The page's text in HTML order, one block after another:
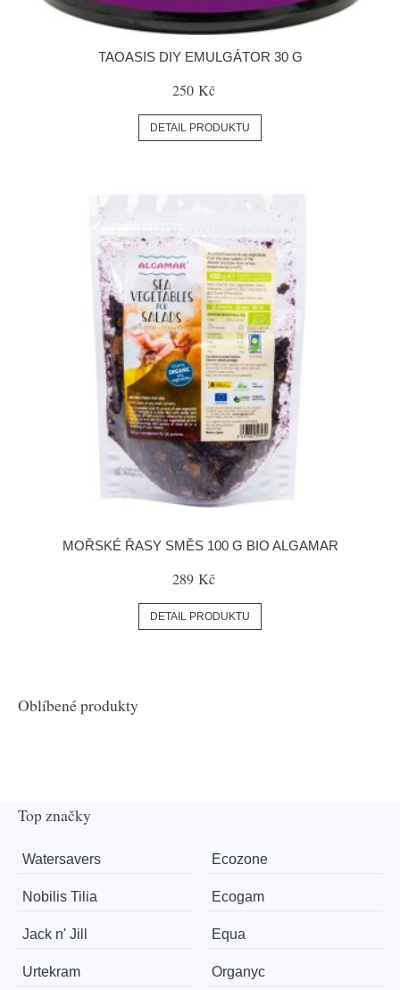
TAOASIS DIY EMULGÁTOR 30 G
250 Kč
DETAIL PRODUKTU
MOŘSKÉ ŘASY SMĚS 100 G BIO ALGAMAR
289 Kč
DETAIL PRODUKTU
Oblíbené produkty
Top značky
Watersavers Ecozone
Nobilis Tilia Ecogam
Jack n' Jill Equa
Urtekram Organyc